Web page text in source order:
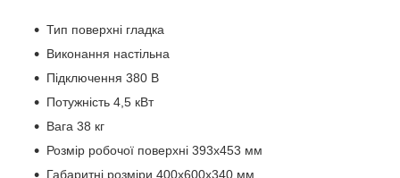
Тип поверхні гладка
Виконання настільна
Підключення 380 В
Потужність 4,5 кВт
Вага 38 кг
Розмір робочої поверхні 393x453 мм
Габаритні розміри 400x600x340.мм